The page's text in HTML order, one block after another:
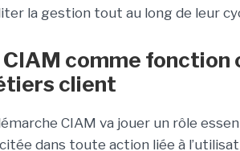
la gestion tout au long de leur
CIAM comme fonction
client
CIAM va jouer un rôle
dans toute action liée à